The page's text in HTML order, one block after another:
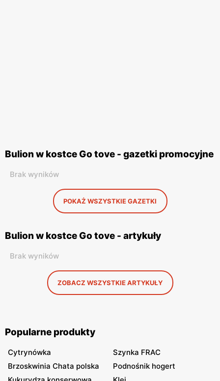
Bulion w kostce Go tove - gazetki promocyjne
Brak wyników
POKAŻ WSZYSTKIE GAZETKI
Bulion w kostce Go tove - artykuły
Brak wyników
ZOBACZ WSZYSTKIE ARTYKUŁY
Popularne produkty
Cytrynówka
Szynka FRAC
Brzoskwinia Chata polska
Podnośnik hogert